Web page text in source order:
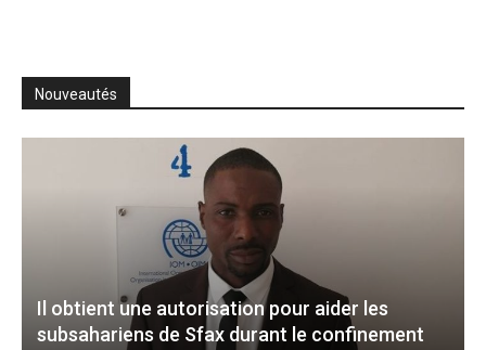
Nouveautés
Il obtient une autorisation pour aider les
subsahariens de Sfax durant le confinement